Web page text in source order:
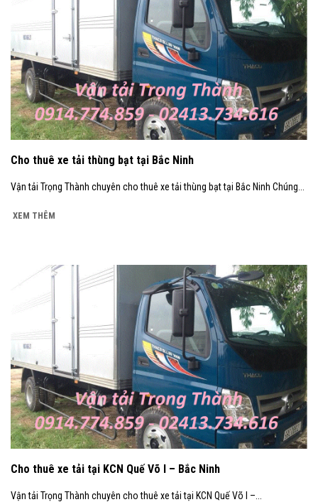
Cho thuê xe tải thùng bạt tại Bắc Ninh
Vận tải Trọng Thành chuyên cho thuê xe tải thùng bạt tại Bắc Ninh Chúng...
XEM THÊM
Cho thuê xe tải tại KCN Quế Võ I – Bắc Ninh
Vận tải Trọng Thành chuyên cho thuê xe tải tại KCN Quế Võ I –...